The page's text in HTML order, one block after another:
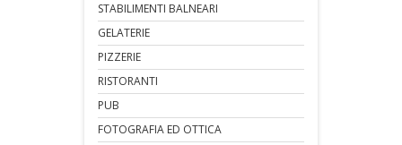
STABILIMENTI BALNEARI
GELATERIE
PIZZERIE
RISTORANTI
PUB
FOTOGRAFIA ED OTTICA